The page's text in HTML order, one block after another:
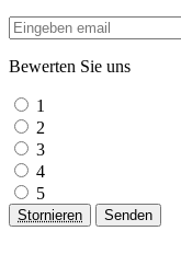
Bewerten Sie uns
1
2
3
4
5
Stornieren Senden